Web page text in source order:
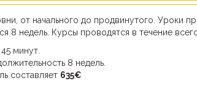
от начального до продвинутого. Уроки
8 недель. Курсы проводятся в течение
минут.
8 недель.
составляет 635€